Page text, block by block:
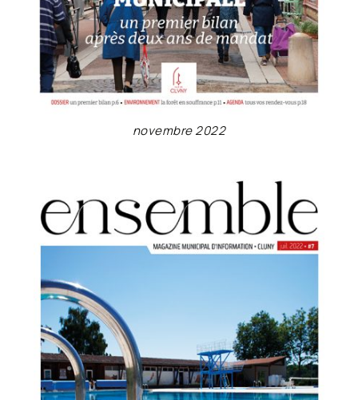
novembre 2022